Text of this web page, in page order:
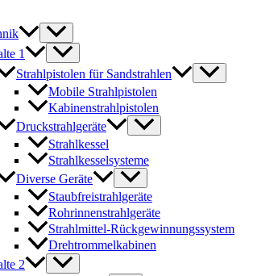
1
Strahlpistolen für Sandstrahlen
Mobile Strahlpistolen
Kabinenstrahlpistolen
Druckstrahlgeräte
Strahlkessel
Strahlkesselsysteme
Diverse Geräte
Staubfreistrahlgeräte
Rohrinnenstrahlgeräte
Strahlmittel-Rückgewinnungssystem
Drehtrommelkabinen
2